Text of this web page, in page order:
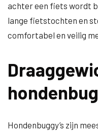
achter een fiets wordt
lange fietstochten en
comfortabel en veilig
Hondenbuggy’s zijn